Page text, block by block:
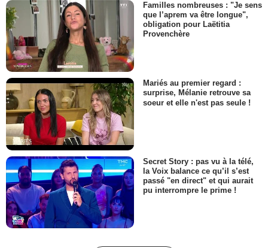
Familles nombreuses : "Je sens
que l’aprem va être longue",
obligation pour Laëtitia
Provenchère
Mariés au premier regard :
surprise, Mélanie retrouve sa
soeur et elle n'est pas seule !
Secret Story : pas vu à la télé,
la Voix balance ce qu’il s’est
passé "en direct" et qui aurait
pu interrompre le prime !